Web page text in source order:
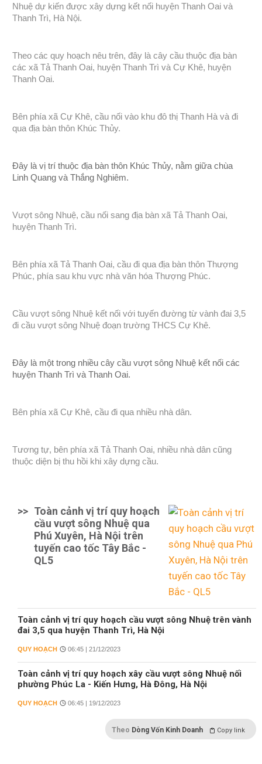
Nhuệ dự kiến được xây dựng kết nối huyện Thanh Oai và
Thanh Trì, Hà Nội.
Theo các quy hoạch nêu trên, đây là cây cầu thuộc địa bàn
các xã Tả Thanh Oai, huyện Thanh Trì và Cự Khê, huyện
Thanh Oai.
Bên phía xã Cự Khê, cầu nối vào khu đô thị Thanh Hà và đi
qua địa bàn thôn Khúc Thủy.
Đây là vị trí thuộc địa bàn thôn Khúc Thủy, nằm giữa chùa
Linh Quang và Thắng Nghiêm.
Vượt sông Nhuệ, cầu nối sang địa bàn xã Tả Thanh Oai,
huyện Thanh Trì.
Bên phía xã Tả Thanh Oai, cầu đi qua địa bàn thôn Thượng
Phúc, phía sau khu vực nhà văn hóa Thượng Phúc.
Cầu vượt sông Nhuệ kết nối với tuyến đường từ vành đai 3,5
đi cầu vượt sông Nhuệ đoạn trường THCS Cự Khê.
Đây là một trong nhiều cây cầu vượt sông Nhuệ kết nối các
huyện Thanh Trì và Thanh Oai.
Bên phía xã Cự Khê, cầu đi qua nhiều nhà dân.
Tương tự, bên phía xã Tả Thanh Oai, nhiều nhà dân cũng
thuộc diện bị thu hồi khi xây dựng cầu.
>> Toàn cảnh vị trí quy hoạch
cầu vượt sông Nhuệ qua
Phú Xuyên, Hà Nội trên
tuyến cao tốc Tây Bắc -
QL5
Toàn cảnh vị trí quy hoạch cầu vượt sông Nhuệ trên vành
đai 3,5 qua huyện Thanh Trì, Hà Nội
QUY HOẠCH 06:45 | 21/12/2023
Toàn cảnh vị trí quy hoạch xây cầu vượt sông Nhuệ nối
phường Phúc La - Kiến Hưng, Hà Đông, Hà Nội
QUY HOẠCH 06:45 | 19/12/2023
Theo Dòng Vốn Kinh Doanh Copy link